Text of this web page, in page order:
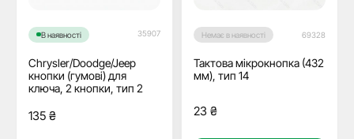
В наявності 35907
Chrysler/Doodge/Jeep
кнопки (гумові) для
ключа, 2 кнопки, тип 2
135 ₴
Немає в наявності 69328
Тактова мікрокнопка (432
мм), тип 14
23 ₴